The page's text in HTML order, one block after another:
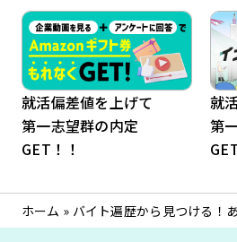
就活偏差値を上げて
第一志望群の内定
GET！！
就
第
ホーム » バイト遍歴から見つける！